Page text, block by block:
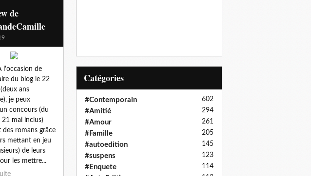
de
l'occasion de
du blog le 22
ans
je peux
concours (du
21 mai inclus)
des romans grâce
mettant en jeu
de leurs
les mettre...
Catégories
#Contemporain 602
#Amitié 294
#Amour 261
#Famille 205
#autoedition 145
#suspens 123
#Enquete 114